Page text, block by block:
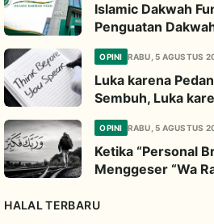
Islamic Dakwah
Penguatan
Jembatan
Global
OPINI RABU, 5 AGUSTUS
Luka karena
Sembuh, Luka
Dapat Diwariskan
OPINI RABU, 5 AGUSTUS
Ketika “Personal
Menggeser “Wa
HALAL TERBARU